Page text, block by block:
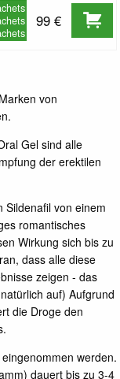
99 €
von
Gel sind alle
der erektilen
Sildenafil von einem
romantisches
Wirkung sich bis zu
dass alle diese
zeigen - das
auf) Aufgrund
die Droge den
werden.
dauert bis zu 3-4